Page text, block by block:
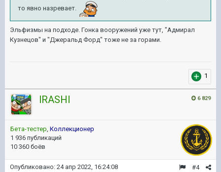
то явно назревает.
Эльфизмы на подходе. Гонка вооружений уже тут, "Адмирал
Кузнецов" и "Джеральд Форд" тоже не за горами.
1
6 829
lRASHl
Бета-тестер, Коллекционер
1 936 публикаций
10 360 боёв
#4
Опубликовано: 24 апр 2022, 16:24:08